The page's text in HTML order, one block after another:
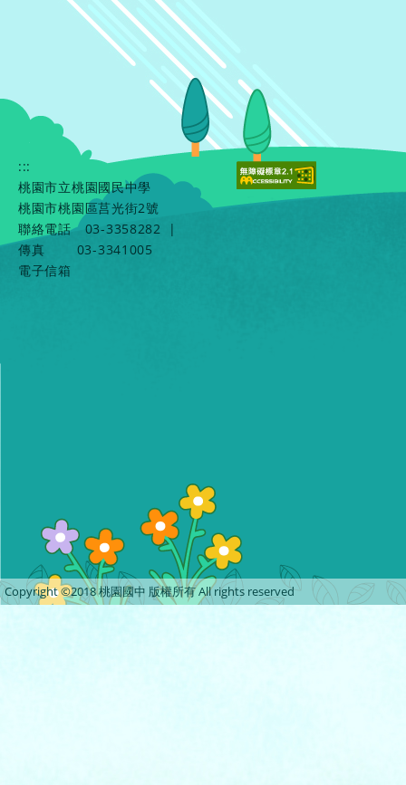
:::
桃園市立桃園國民中學
桃園市桃園區莒光街2號
聯絡電話
03-3358282
|
傳真
03-3341005
電子信箱
Copyright ©2018 桃園國中 版權所有 All rights reserved